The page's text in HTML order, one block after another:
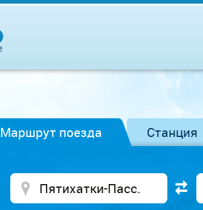
Маршрут поезда Станция